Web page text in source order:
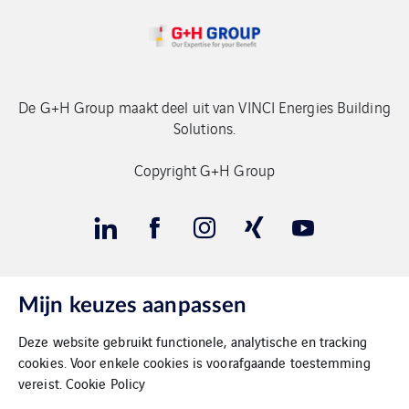
De G+H Group maakt deel uit van VINCI Energies Building
Solutions.
Copyright G+H Group
Contact
Gegevensbeschermimg
Impressum
Mijn keuzes aanpassen
Deze website gebruikt functionele, analytische en tracking
cookies. Voor enkele cookies is voorafgaande toestemming
vereist. Cookie Policy